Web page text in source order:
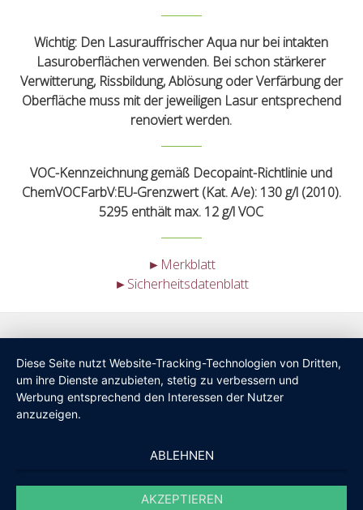
Wichtig: Den Lasurauffrischer Aqua nur bei intakten
Lasuroberflächen verwenden. Bei schon stärkerer
Verwitterung, Rissbildung, Ablösung oder Verfärbung der
Oberfläche muss mit der jeweiligen Lasur entsprechend
renoviert werden.
VOC-Kennzeichnung gemäß Decopaint-Richtlinie und
ChemVOCFarbV:EU-Grenzwert (Kat. A/e): 130 g/l (2010).
5295 enthält max. 12 g/l VOC
►Merkblatt
►Sicherheitsdatenblatt
Diese Seite nutzt Website-Tracking-Technologien von Dritten,
um ihre Dienste anzubieten, stetig zu verbessern und
Werbung entsprechend den Interessen der Nutzer
anzuzeigen.
ABLEHNEN
AKZEPTIEREN